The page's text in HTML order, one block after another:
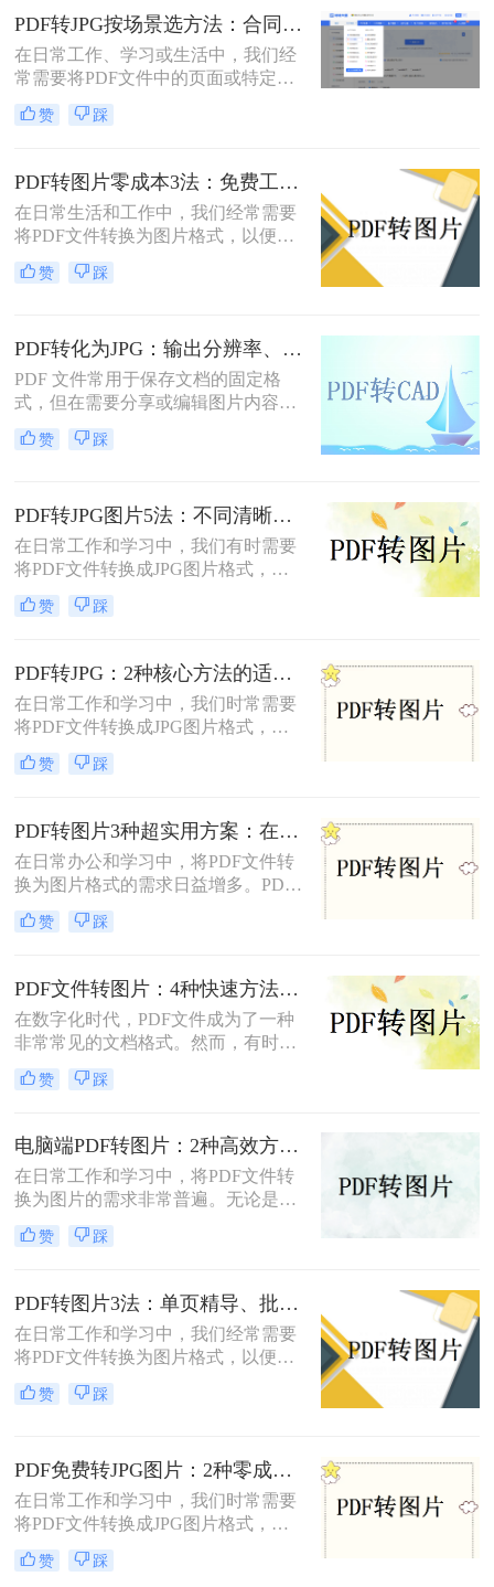
一页或多页转换为图片格式，比如
JPG或PNG，以方便在不同的应用场
景中使用。那么pdf转图片怎么转呢？
本文将详细介绍几种常见的方法来帮
助您将PDF文件转换为图片。
PDF转JPG按场景选方法：合同、图纸、证件照分别用哪种！
在日常工作、学习或生活中，我们经
常需要将PDF文件中的页面或特定内
容转换为JPG图片格式。无论是为了
在演示文稿中插入一页图表、在社交
了满足某些平台只支持图片上传的需
求，PDF转JPG都是一项非常实用的
技能
赞 踩
PDF转图片零成本3法：免费工具的转换精度和限制对比！
在日常生活和工作中，我们经常需要
将PDF文件转换为图片格式，以便于
分享、编辑或打印。那么怎么不花钱
把pdf转成图片呢？本文将介绍三种不
赞 踩
PDF转化为JPG：输出分辨率、色彩模式和压缩率的设置指南！
PDF 文件常用于保存文档的固定格
式，但在需要分享或编辑图片内容
时，JPG 格式更为灵活。那么pdf如何
转化为jpg呢？本文将详细介绍几种常
赞 踩
PDF转JPG图片5法：不同清晰度需求下的最优选择！
在日常工作和学习中，我们有时需要
将PDF文件转换成JPG图片格式，以
便于在社交媒体、网站或打印设备上
展示和分享。那么pdf怎么转换成jpg
成JPG图片的方法。每种方法都有其
独特的优缺点和适用场景，用户可以
根据自己的需求选择最合适的方法。
赞 踩
PDF转JPG：2种核心方法的适用场景和操作差异！
在日常工作和学习中，我们时常需要
将PDF文件转换成JPG图片格式，以
便于在多种设备和平台上进行浏览、
编辑和分享。那么怎么把pdf转换成
JPG的方法。
赞 踩
PDF转图片3种超实用方案：在线、客户端、截图各自优势！
在日常办公和学习中，将PDF文件转
换为图片格式的需求日益增多。PDF
转图片不仅便于分享、保存和打印，
还能有效规避某些版权问题，提高阅
将介绍三种常用的PDF转图片方法。
赞 踩
PDF文件转图片：4种快速方法的速度排名和操作步骤！
在数字化时代，PDF文件成为了一种
非常常见的文档格式。然而，有时候
我们需要将PDF文件转换为图片格
式，以便于在网页或者其他媒体上使
本文将为您介绍几种简单、快速且高
效的转换方法。
赞 踩
电脑端PDF转图片：2种高效方法的详细操作和参数配置!
在日常工作和学习中，将PDF文件转
换为图片的需求非常普遍。无论是为
了方便分享、展示还是进一步处理，
掌握几种高效的PDF转图片方法都是
图片呢？本文将详细介绍两种常见的
电脑上PDF转图片方法，帮助用户轻
松完成文件格式转换。
赞 踩
PDF转图片3法：单页精导、批量快导、截图应急各取所需！
在日常工作和学习中，我们经常需要
将PDF文件转换为图片格式，以便进
行分享、打印或进一步的图像处理。
那么怎么把pdf转图片呢？本文将介绍
据实际需求选择合适的方法进行转
换。
赞 踩
PDF免费转JPG图片：2种零成本方案的转换效果和限制！
在日常工作和学习中，我们时常需要
将PDF文件转换成JPG图片格式，以
便于在多种设备和平台上进行浏览和
分享。那么pdf怎么转换成jpg图片免
赞 踩